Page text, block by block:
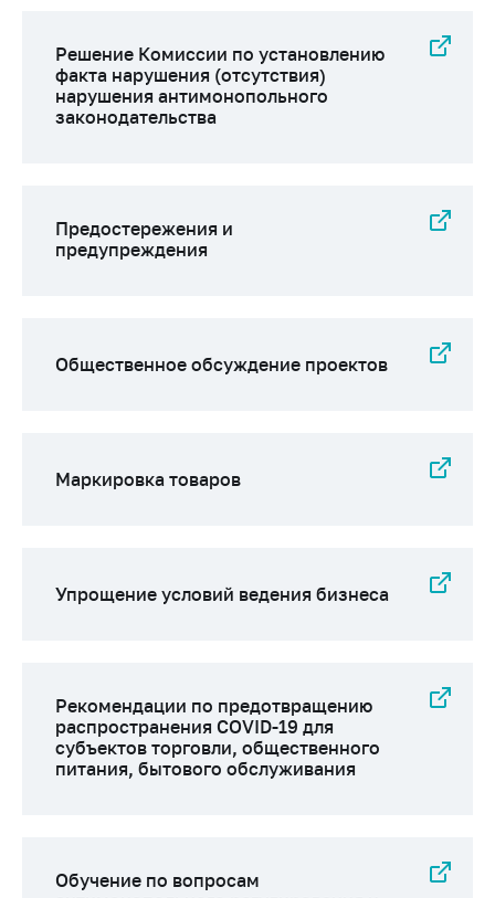
изделия
Контакты
Адрес и режим
Горячая линия
государственный
орган
цен
медицинского
Решение Комиссии
по установлению
факта нарушения
(отсутствия)
Предостережения и
Решение Комиссии по установлению
факта нарушения (отсутствия)
нарушения антимонопольного
законодательства
Предостережения и
предупреждения
Общественное обсуждение проектов
Маркировка товаров
Упрощение условий ведения бизнеса
Рекомендации по предотвращению
распространения COVID-19 для
субъектов торговли, общественного
питания, бытового обслуживания
Обучение по вопросам